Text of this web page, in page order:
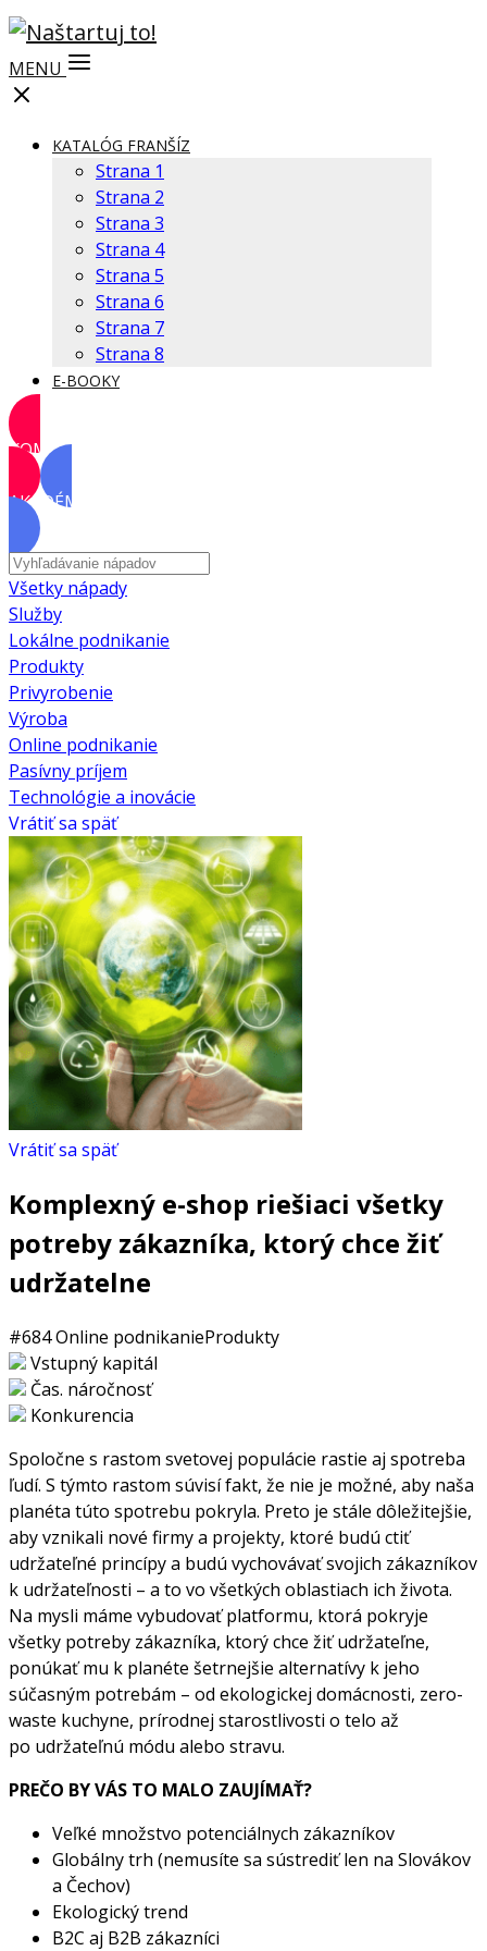
MENU
KATALÓG FRANŠÍZ
Strana 1
Strana 2
Strana 3
Strana 4
Strana 5
Strana 6
Strana 7
Strana 8
E-BOOKY
KOMUNITA
AKADÉMIA
Všetky nápady
Služby
Lokálne podnikanie
Produkty
Privyrobenie
Výroba
Online podnikanie
Pasívny príjem
Technológie a inovácie
Vrátiť sa späť
Vrátiť sa späť
Komplexný e-shop riešiaci všetky
potreby zákazníka, ktorý chce žiť
udržatelne
#684Online podnikanieProdukty
Vstupný kapitál
Čas. náročnosť
Konkurencia
Spoločne s rastom svetovej populácie rastie aj spotreba
ľudí. S týmto rastom súvisí fakt, že nie je možné, aby naša
planéta túto spotrebu pokryla. Preto je stále dôležitejšie,
aby vznikali nové firmy a projekty, ktoré budú ctiť
udržateľné princípy a budú vychovávať svojich zákazníkov
k udržateľnosti – a to vo všetkých oblastiach ich života.
Na mysli máme vybudovať platformu, ktorá pokryje
všetky potreby zákazníka, ktorý chce žiť udržateľne,
ponúkať mu k planéte šetrnejšie alternatívy k jeho
súčasným potrebám – od ekologickej domácnosti, zero-
waste kuchyne, prírodnej starostlivosti o telo až
po udržateľnú módu alebo stravu.
PREČO BY VÁS TO MALO ZAUJÍMAŤ?
Veľké množstvo potenciálnych zákazníkov
Globálny trh (nemusíte sa sústrediť len na Slovákov
a Čechov)
Ekologický trend
B2C aj B2B zákazníci